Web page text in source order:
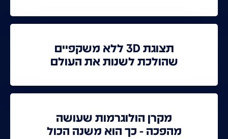
תצוגת 3D ללא משקפיים
שהולכת לשנות את העולם
מקרן הולוגרמות שעושה
מהפכה - כך הוא משנה הכול